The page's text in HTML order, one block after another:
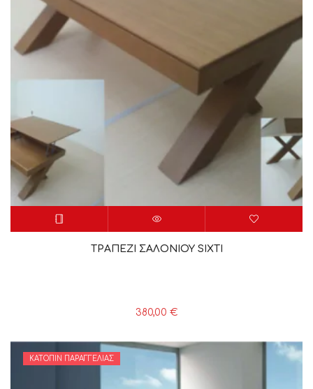
ΤΡΑΠΕΖΙ ΣΑΛΟΝΙΟΥ SIXTI
380,00 €
ΚΑΤΌΠΙΝ ΠΑΡΑΓΓΕΛΊΑΣ